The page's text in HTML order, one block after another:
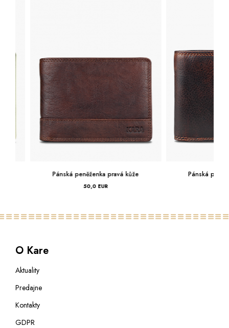
Pánská peněženka pravá kůže
50,0 EUR
Pánská
O Kare
Aktuality
Predajne
Kontakty
GDPR